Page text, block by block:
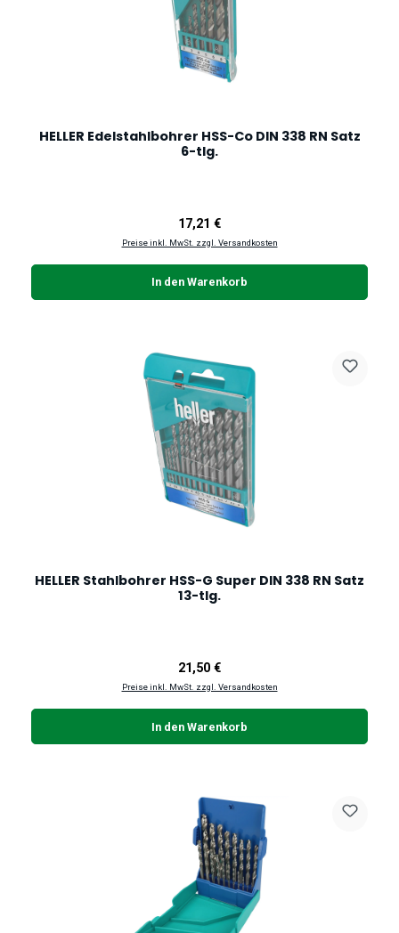
HELLER Edelstahlbohrer HSS-Co DIN 338 RN Satz
6-tlg.
Regulärer Preis:
17,21 €
Preise inkl. MwSt. zzgl. Versandkosten
In den Warenkorb
HELLER Stahlbohrer HSS-G Super DIN 338 RN Satz
13-tlg.
Regulärer Preis:
21,50 €
Preise inkl. MwSt. zzgl. Versandkosten
In den Warenkorb